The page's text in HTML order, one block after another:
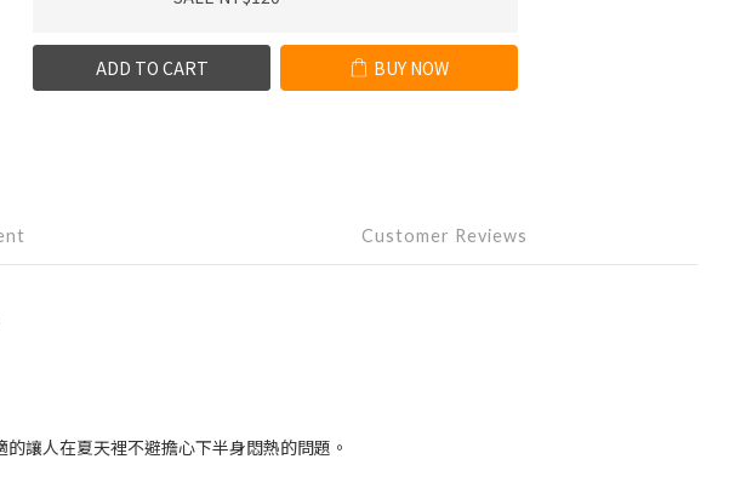
ADD TO CART BUY NOW
Customer Reviews
讓人在夏天裡不避擔心下半身悶熱的問題。